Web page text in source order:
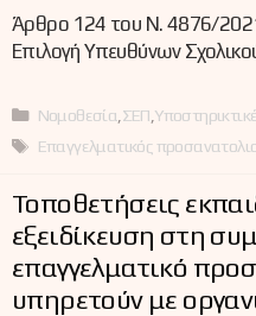
Άρθρο 124 του Ν. 4876/
Επιλογή Υπευθύνων
Κατηγορίες
Νομοθεσία ΣΕΠ
Ετικέτες
Επαγγελματικός
Τοποθετήσεις
εξειδίκευση στη
επαγγελματικό
υπηρετούν με